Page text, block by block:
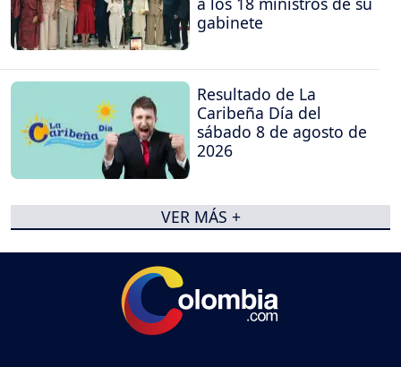
gabinete
Resultado de La
Caribeña Día del
sábado 8 de agosto de
2026
VER MÁS +